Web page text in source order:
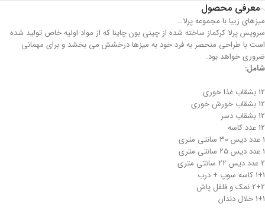
معرفی محصول
میزهای زیبا با مجموعه پرلا…
سرویس پرلا کرکماز ساخته شده از چینی بون چاینا که از مواد اولیه خاص تولید شده
است با طراحی منحصر به فرد خود به میزها درخشش می بخشد و برای مهمانی
ضروری خواهد بود.
شامل:
12 بشقاب غذا خوری
12 بشقاب خورش خوری
12 بشقاب دسر
12 عدد کاسه
1 عدد دیس 30 سانتی متری
1 عدد دیس 25 سانتی متری
2 عدد دیس 22 سانتی متری
1+1 کاسه سوپ + درب
2+2 نمک و فلفل پاش
1+1 خلال دندان